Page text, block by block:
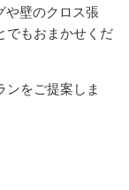
や壁のクロス張
でもおまかせくだ
ンをご提案しま